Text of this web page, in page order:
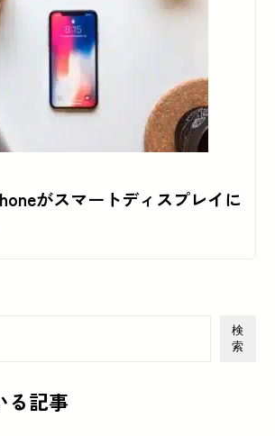
がスマートディスプレイに
検
索
る記事